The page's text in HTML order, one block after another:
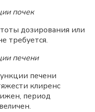
почек
дозирования или
требуется.
печени
печени
клиренс
период